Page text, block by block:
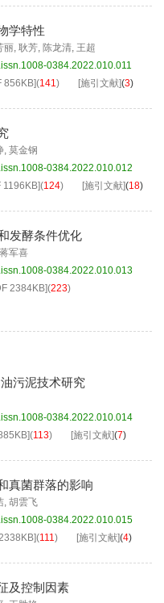
学特性
丽, 耿芳, 陈龙清, 王超
0384.2022.010.011
856KB](141) [施引文献](3)
, 莫金钢
0384.2022.010.012
1196KB](124) [施引文献](18)
发酵条件优化
蒋军喜
0384.2022.010.013
2384KB](223)
污泥技术研究
0384.2022.010.014
](113) [施引文献](7)
真菌群落的影响
, 胡雲飞
0384.2022.010.015
](111) [施引文献](4)
及控制因素